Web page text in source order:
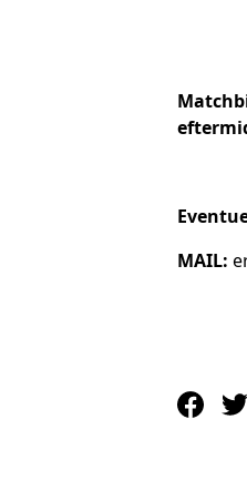
MAIL: